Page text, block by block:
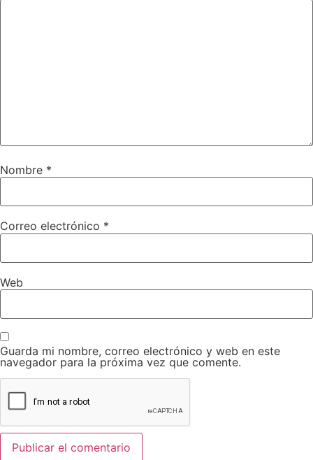
Nombre *
Correo electrónico *
Web
Guarda mi nombre, correo electrónico y web en este
navegador para la próxima vez que comente.